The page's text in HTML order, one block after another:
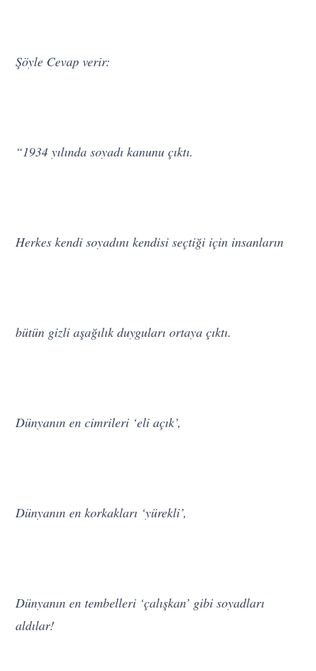
Şöyle Cevap verir:
“1934 yılında soyadı kanunu çıktı.
Herkes kendi soyadını kendisi seçtiği için insanların
bütün gizli aşağılık duyguları ortaya çıktı.
Dünyanın en cimrileri ‘eli açık’,
Dünyanın en korkakları ‘yürekli’,
Dünyanın en tembelleri ‘çalışkan’ gibi soyadları
aldılar!